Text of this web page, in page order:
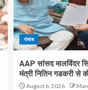
पंजाब
AAP सांसद मालविंदर
मंत्री नितिन गडकरी से
August 6, 2026